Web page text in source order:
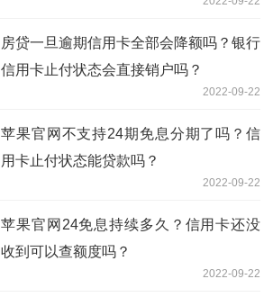
房贷一旦逾期信用卡全部会降额吗？银行
信用卡止付状态会直接销户吗？
2022-09-22
苹果官网不支持24期免息分期了吗？信
用卡止付状态能贷款吗？
2022-09-22
苹果官网24免息持续多久？信用卡还没
收到可以查额度吗？
2022-09-22